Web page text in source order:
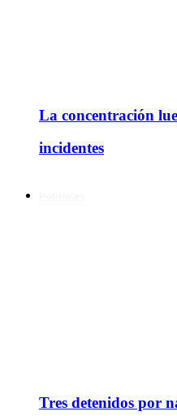
La concentración
incidentes
Tres detenidos por